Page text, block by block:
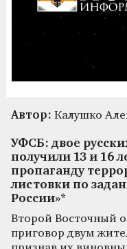
Автор: Калушко
УФСБ: двое
получили 13 и 16
пропаганду
листовки по
России»*
Второй Восточный
приговор двум